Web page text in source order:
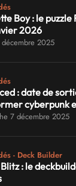
Boy : le
2026
2025
: date de
cyberpunk
7 décembre 2025
- Deck Builder
: le